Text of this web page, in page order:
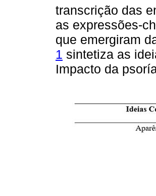
transcrição das
as expressões-
que emergiram
1 sintetiza as
Impacto da